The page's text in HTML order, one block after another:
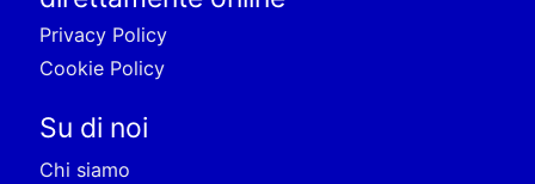
Privacy Policy
Cookie Policy
Su di noi
Chi siamo